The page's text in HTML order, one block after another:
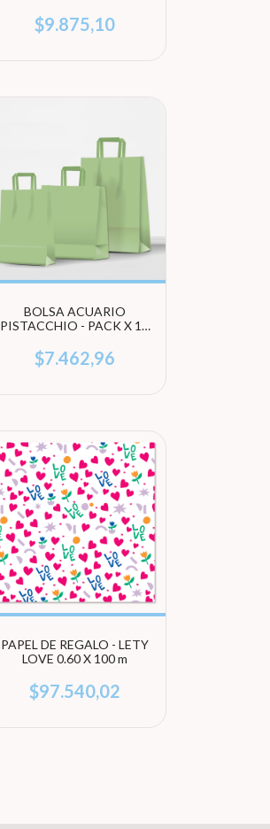
$9.875,10
BOLSA ACUARIO
PISTACCHIO - PACK X 10
TAMAÑO)
$7.462,96
PAPEL DE REGALO - LETY
LOVE 0.60 X 100 m
$97.540,02